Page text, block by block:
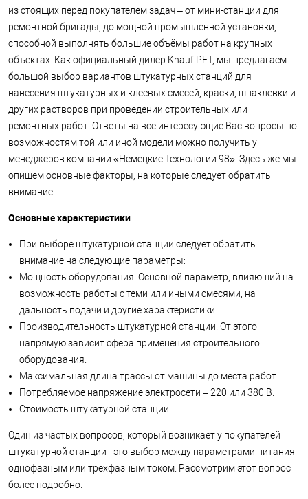
из стоящих перед покупателем задач – от мини-станции для
ремонтной бригады, до мощной промышленной установки,
способной выполнять большие объёмы работ на крупных
объектах. Как официальный дилер Knauf PFT, мы предлагаем
большой выбор вариантов штукатурных станций для
нанесения штукатурных и клеевых смесей, краски, шпаклевки и
других растворов при проведении строительных или
ремонтных работ. Ответы на все интересующие Вас вопросы по
возможностям той или иной модели можно получить у
менеджеров компании «Немецкие Технологии 98». Здесь же мы
опишем основные факторы, на которые следует обратить
внимание.
Основные характеристики
При выборе штукатурной станции следует обратить
внимание на следующие параметры:
Мощность оборудования. Основной параметр, влияющий на
возможность работы с теми или иными смесями, на
дальность подачи и другие характеристики.
Производительность штукатурной станции. От этого
напрямую зависит сфера применения строительного
оборудования.
Максимальная длина трассы от машины до места работ.
Потребляемое напряжение электросети – 220 или 380 В.
Стоимость штукатурной станции.
Один из частых вопросов, который возникает у покупателей
штукатурной станции - это выбор между параметрами питания
однофазным или трехфазным током. Рассмотрим этот вопрос
более подробно.